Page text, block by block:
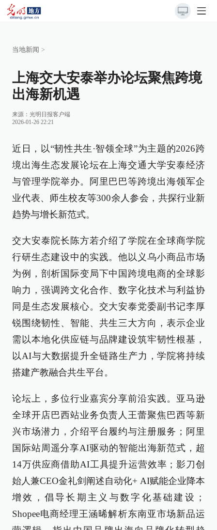
当地新闻 >
上海交大安泰举办论坛聚焦跨境
出海新机遇
来源： 光明日报客户端
2026-01-26 22:21
近日，以“韧性共生·智领全球”为主题的2026跨
境出海生态发展论坛在上海交通大学安泰经济
与管理学院举办。阿里巴巴等跨境出海领军企
业代表、师生校友等300余人参会，共探行业新
趋势与增长新范式。
交大安泰院长陈方若介绍了学院在全球商学院
行研生态建设中的实践。他以义乌小商品市场
为例，剖析国际变局下中国跨境电商的全球影
响力，强调跨文化合作、数字化技术与利益协
同是生态发展核心。交大安泰党委副书记李厚
锐围绕韧性、智能、共生三大方向，表示企业
需以本地化供应链与品牌建设筑牢韧性根基，
以AI与大数据提升全链路生产力，学院将持续
搭建产教融合共生平台。
论坛上，多位行业嘉宾分享前沿实践。亚马逊
全球开店巴西站业务负责人王蕾聚焦巴西等新
兴市场潜力，介绍平台履约与注册服务；阿里
国际站周遥分享AI驱动的智能出海新范式，超
14万供应商借助AI工具提升运营效率；影刀创
始人兼CEO金礼剑阐述自动化+ AI赋能企业降本
增效，倡导长期主义与数字化基础建设；
Shopee电商经理王涵晞解析东南亚市场新品运